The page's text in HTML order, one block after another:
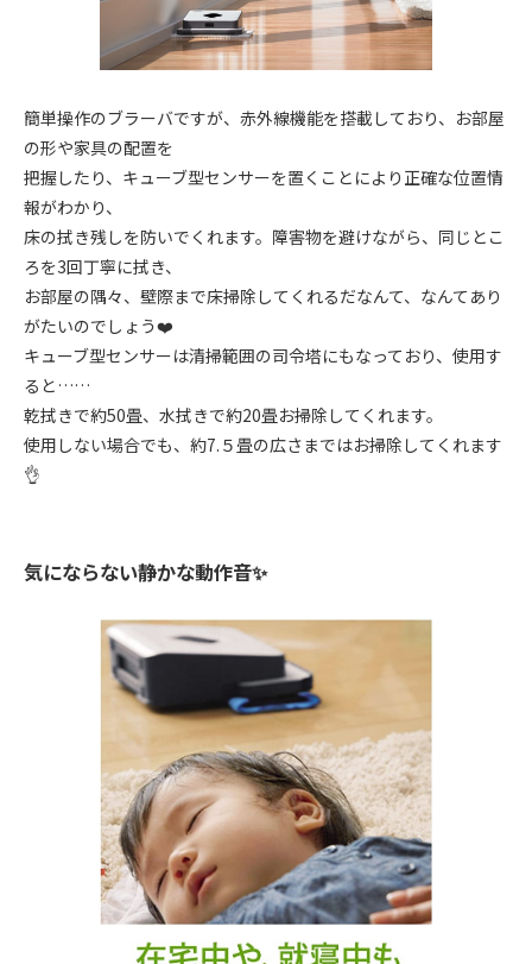
簡単操作のブラーバですが、赤外線機能を搭載しており、お部屋
の形や家具の配置を
把握したり、キューブ型センサーを置くことにより正確な位置情
報がわかり、
床の拭き残しを防いでくれます。障害物を避けながら、同じとこ
ろを3回丁寧に拭き、
お部屋の隅々、壁際まで床掃除してくれるだなんて、なんてあり
がたいのでしょう❤️
キューブ型センサーは清掃範囲の司令塔にもなっており、使用す
ると……
乾拭きで約50畳、水拭きで約20畳お掃除してくれます。
使用しない場合でも、約7.５畳の広さまではお掃除してくれます
👌
気にならない静かな動作音✨